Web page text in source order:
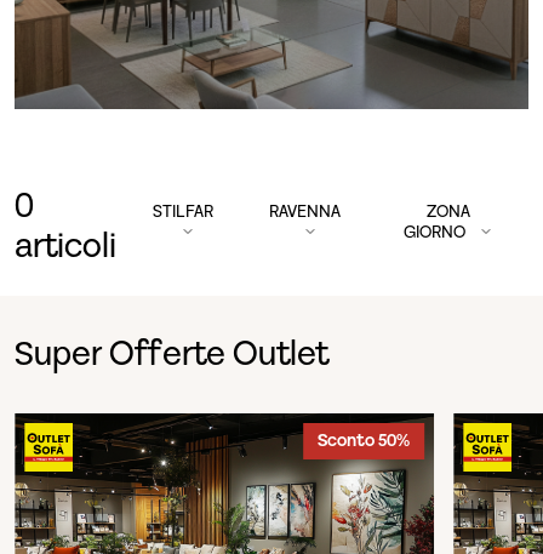
0
articoli
STILFAR RAVENNA
ZONA
GIORNO
Super Offerte Outlet
Sconto 50%